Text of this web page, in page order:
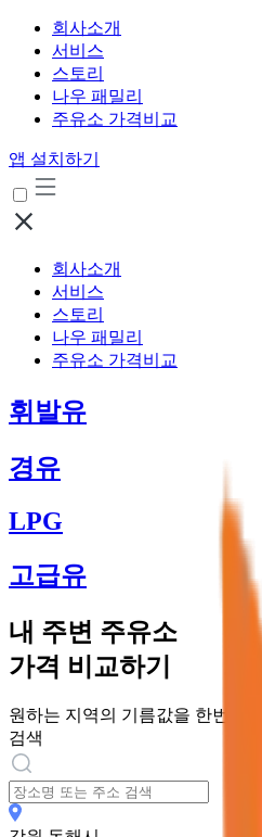
회사소개
서비스
스토리
나우 패밀리
주유소 가격비교
앱 설치하기
회사소개
서비스
스토리
나우 패밀리
주유소 가격비교
휘발유
경유
LPG
고급유
내 주변 주유소
가격 비교하기
원하는 지역의 기름값을 한번에
검색